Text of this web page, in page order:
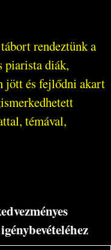
rendeztünk a
piarista diák,
jött és fejlődni akart
témával,